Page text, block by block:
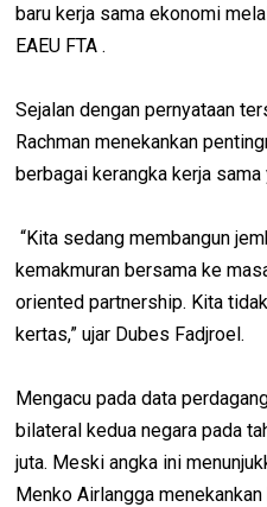
baru kerja sama ekonomi
EAEU FTA .
Sejalan dengan pernyataan
Rachman menekankan
berbagai kerangka kerja
“Kita sedang membangun
kemakmuran bersama ke
oriented partnership. Kita
kertas,” ujar Dubes Fadjroel.
Mengacu pada data
bilateral kedua negara pada
juta. Meski angka ini
Menko Airlangga